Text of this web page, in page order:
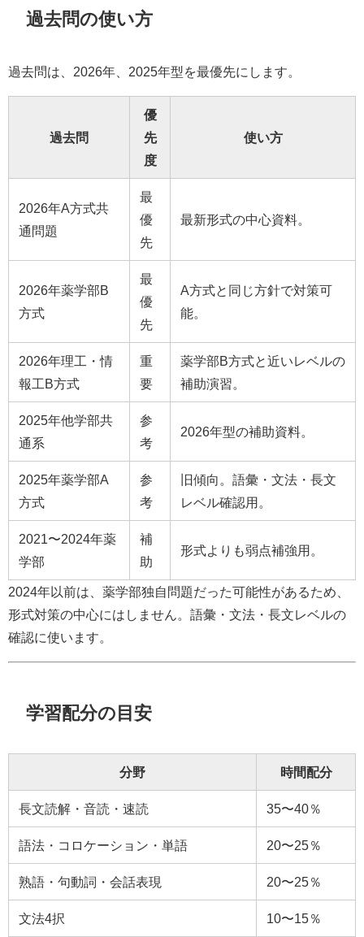
過去問の使い方
過去問は、2026年、2025年型を最優先にします。
過去問
優
先
度
使い方
2026年A方式共
通問題
最
優
先
最新形式の中心資料。
2026年薬学部B
方式
最
優
先
A方式と同じ方針で対策可
能。
2026年理工・情
報工B方式
重
要
薬学部B方式と近いレベルの
補助演習。
2025年他学部共
通系
参
考
2026年型の補助資料。
2025年薬学部A
方式
参
考
旧傾向。語彙・文法・長文
レベル確認用。
2021〜2024年薬
学部
補
助
形式よりも弱点補強用。
2024年以前は、薬学部独自問題だった可能性があるため、
形式対策の中心にはしません。語彙・文法・長文レベルの
確認に使います。
学習配分の目安
分野 時間配分
長文読解・音読・速読 35〜40％
語法・コロケーション・単語 20〜25％
熟語・句動詞・会話表現 20〜25％
文法4択 10〜15％